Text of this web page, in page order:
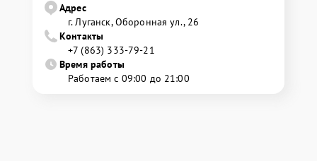
Адрес
г. Луганск, Оборонная ул., 26
Контакты
+7 (863) 333-79-21
Время работы
Работаем с 09:00 до 21:00